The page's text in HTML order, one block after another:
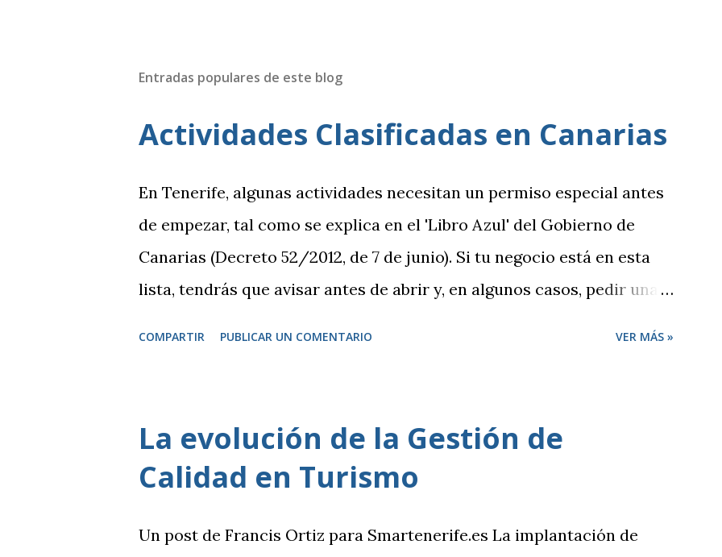
Entradas populares de este blog
Actividades Clasificadas en Canarias
En Tenerife, algunas actividades necesitan un permiso especial antes
de empezar, tal como se explica en el 'Libro Azul' del Gobierno de
Canarias (Decreto 52/2012, de 7 de junio). Si tu negocio está en esta
lista, tendrás que avisar antes de abrir y, en algunos casos, pedir una
presentar una declaración responsable y la documentación necesaria,
que te indicarán en la correspondiente sede electrónica. Para ambos
sedes electrónicas de cada ayuntamiento. LISTA DE ACTIVIDADES
COMPARTIR PUBLICAR UN COMENTARIO VER MÁS »
La evolución de la Gestión de
Calidad en Turismo
Un post de Francis Ortiz para Smartenerife.es La implantación de